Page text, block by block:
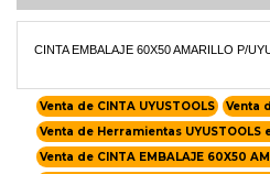
CINTA EMBALAJE 60X50 AMARILLO P/
Venta de CINTA UYUSTOOLS
Venta
Venta de Herramientas UYUSTOOLS
Venta de CINTA EMBALAJE 60X50